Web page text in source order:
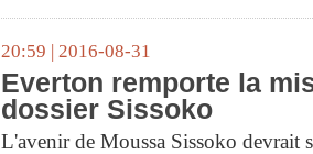
20:59 | 2016-08-31
Everton remporte la
dossier Sissoko
L'avenir de Moussa Sissoko devrait